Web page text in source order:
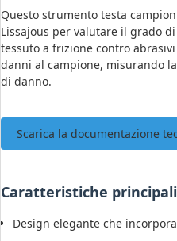
Questo strumento testa
Lissajous per valutare il grado
tessuto a frizione contro
danni al campione, misurando
di danno.
Scarica la documentazione
Caratteristiche principali
Design elegante che